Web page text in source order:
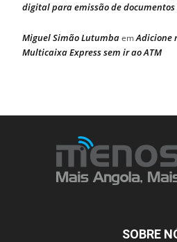
digital para emissão de
Miguel Simão LutumbaemAdicione
Multicaixa Express sem ir ao ATM
SOBRE